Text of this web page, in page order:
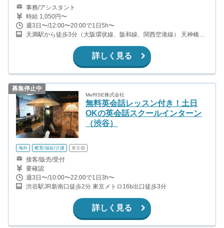
事務/アシスタント
時給 1,050円〜
週3日〜/12:00〜20:00で1日5h〜
天満駅から徒歩3分（大阪環状線、阪和線、関西空港線） 天神橋筋
扇町駅から徒歩4分（堺筋線） 中崎町駅から徒歩6分（谷町線）
詳しく見る
募集停止中
MeRISE株式会社
無料英会話レッスン付き！土日
OKの英会話スクールインターン
（渋谷）
海外 教育/福祉/介護 東京都
接客/販売/受付
要確認
週3日〜/10:00〜22:00で1日3h〜
渋谷駅JR新南口徒歩2分 東京メトロ16b出口徒歩3分
詳しく見る